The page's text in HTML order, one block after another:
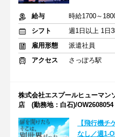
給与
時給1700～
シフト
週1日以上 1日
雇用形態
派遣社員
アクセス
さっぽろ駅
株式会社エスプールヒューマ
店 (勤務地：白石)/OW2608054
【飛行機
なし／週1-